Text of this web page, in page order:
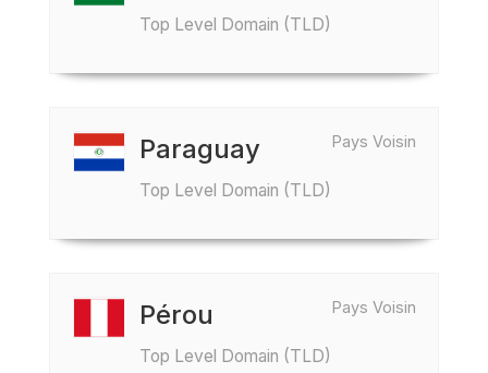
Top Level Domain (TLD)
Pays Voisin
Paraguay
Top Level Domain (TLD)
Pays Voisin
Pérou
Top Level Domain (TLD)